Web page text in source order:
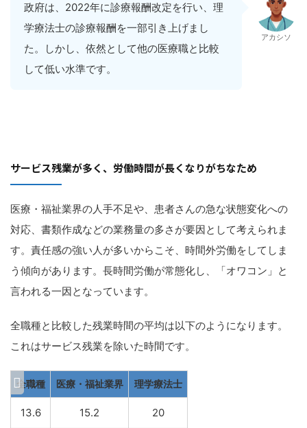
政府は、2022年に診療報酬改定を行い、理
学療法士の診療報酬を一部引き上げまし
た。しかし、依然として他の医療職と比較
して低い水準です。
アカシソ
サービス残業が多く、労働時間が長くなりがちなため
医療・福祉業界の人手不足や、患者さんの急な状態変化への
対応、書類作成などの業務量の多さが要因として考えられま
す。責任感の強い人が多いからこそ、時間外労働をしてしま
う傾向があります。長時間労働が常態化し、「オワコン」と
言われる一因となっています。
全職種と比較した残業時間の平均は以下のようになります。
これはサービス残業を除いた時間です。
全職種 医療・福祉業界 理学療法士
13.6 15.2 20